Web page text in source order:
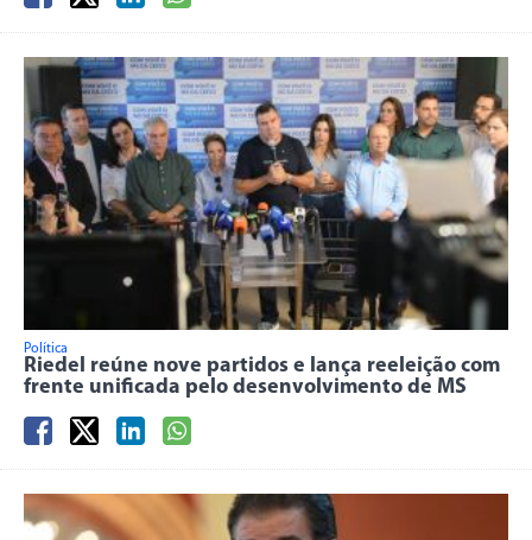
Política
Riedel reúne nove partidos e lança reeleição com
frente unificada pelo desenvolvimento de MS